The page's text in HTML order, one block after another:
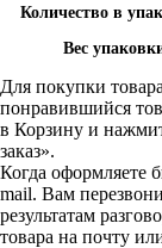
Количество в
Вес
Для покупки
понравившийся
в Корзину и
заказ».
Когда оформляете
mail. Вам
результатам
товара на почту